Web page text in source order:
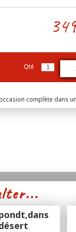
Qté
complète dans